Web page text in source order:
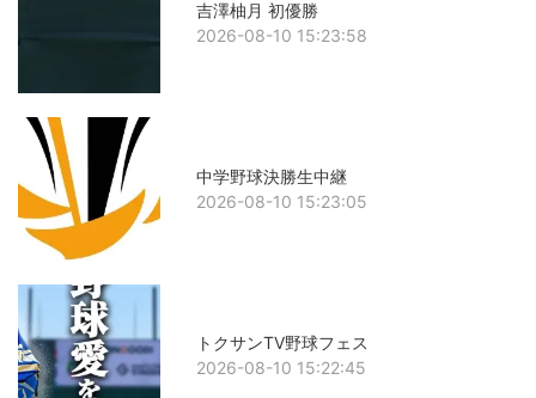
吉澤柚月 初優勝
2026-08-10 15:23:58
中学野球決勝生中継
2026-08-10 15:23:05
トクサンTV野球フェス
2026-08-10 15:22:45